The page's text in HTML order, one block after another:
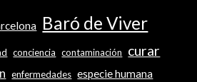
Baró de Viver
conciencia contaminación curar
enfermedades especie humana